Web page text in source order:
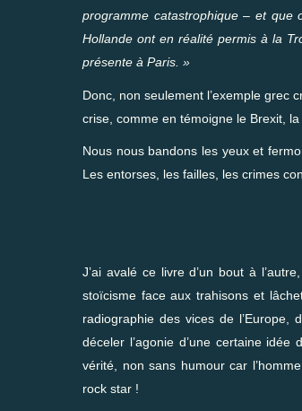
programme catastrophique – et que
Hollande ont en réalité permis à la
présente à Paris. »
Donc, non seulement l’exemple grec
crise, comme en témoigne le Brexit,
Nous nous bandons les yeux et
Les entorses, les failles, les crimes
J’ai avalé ce livre d’un bout à
stoïcisme face aux trahisons et
radiographie des vices de
déceler l’agonie d’une certaine
vérité, non sans humour car
rock star !